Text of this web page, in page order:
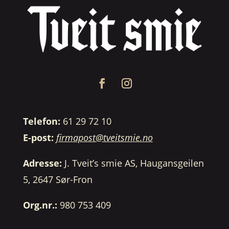
Telefon: 61 29 72 10
E-post: firmapost@tveitsmie.no
Adresse: J. Tveit’s smie AS, Haugansgeilen
5, 2647 Sør-Fron
Org.nr.: 980 753 409